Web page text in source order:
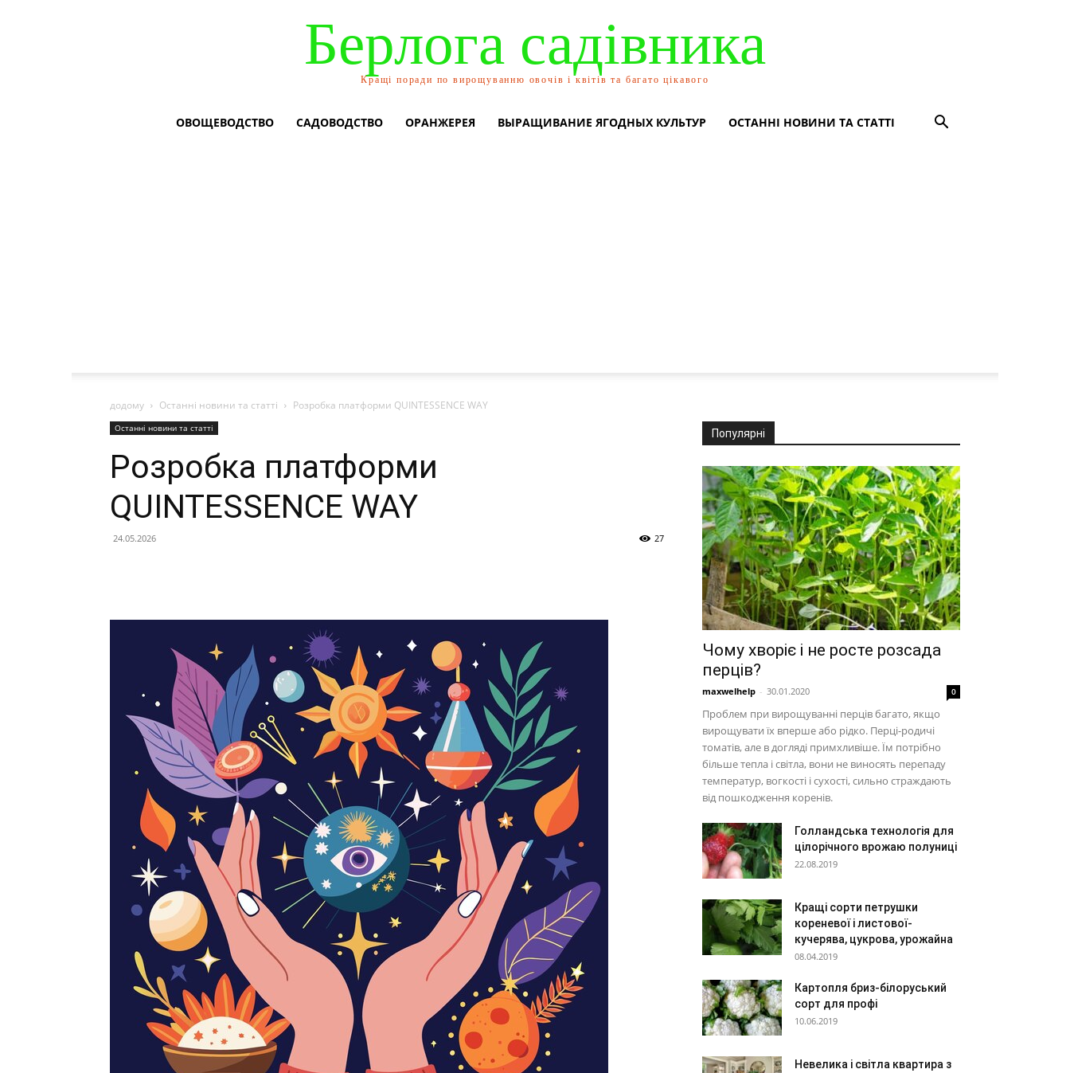
Берлога садівника
Кращі поради по вирощуванню овочів і квітів та багато цікавого
ОВОЩЕВОДСТВО САДОВОДСТВО ОРАНЖЕРЕЯ ВЫРАЩИВАНИЕ ЯГОДНЫХ КУЛЬТУР ОСТАННІ НОВИНИ ТА СТАТТІ
додому Останні новини та статті Розробка платформи QUINTESSENCE WAY
Останні новини та статті
Розробка платформи
QUINTESSENCE WAY
24.05.2026 27
Популярні
Чому хворіє і не росте розсада
перців?
maxwelhelp - 30.01.2020 0
Проблем при вирощуванні перців багато, якщо
вирощувати їх вперше або рідко. Перці-родичі
томатів, але в догляді примхливіше. Їм потрібно
більше тепла і світла, вони не виносять перепаду
температур, вогкості і сухості, сильно страждають
від пошкодження коренів.
Голландська технологія для
цілорічного врожаю полуниці
22.08.2019
Кращі сорти петрушки
кореневої і листової-
кучерява, цукрова, урожайна
08.04.2019
Картопля бриз-білоруський
сорт для профі
10.06.2019
Невелика і світла квартира з